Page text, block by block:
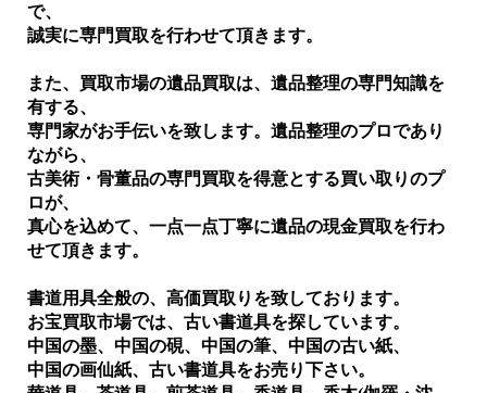
で、
誠実に専門買取を行わせて頂きます。
また、買取市場の遺品買取は、遺品整理の専門知識を
有する、
専門家がお手伝いを致します。遺品整理のプロであり
ながら、
古美術・骨董品の専門買取を得意とする買い取りのプ
ロが、
真心を込めて、一点一点丁寧に遺品の現金買取を行わ
せて頂きます。
書道用具全般の、高価買取りを致しております。
お宝買取市場では、古い書道具を探しています。
中国の墨、中国の硯、中国の筆、中国の古い紙、
中国の画仙紙、古い書道具をお売り下さい。